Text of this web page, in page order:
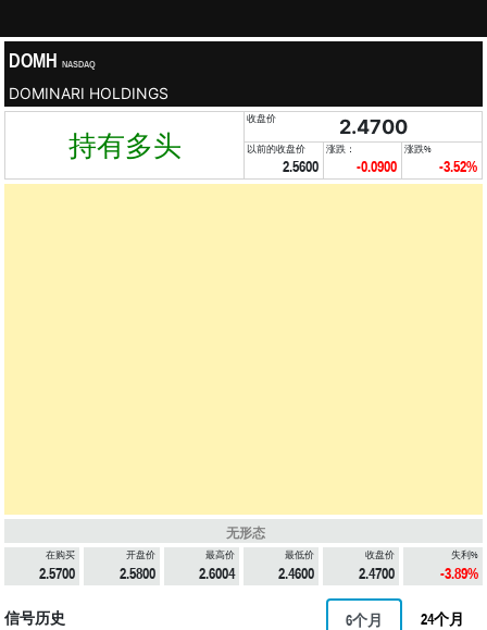
DOMH NASDAQ
DOMINARI HOLDINGS
持有多头
收盘价 2.4700
以前的收盘价
2.5600
涨跌：
-0.0900
涨跌%
-3.52%
无形态
在购买
2.5700
开盘价
2.5800
最高价
2.6004
最低价
2.4600
收盘价
2.4700
失利%
-3.89%
信号历史 6个月 24个月